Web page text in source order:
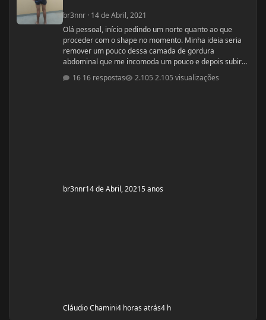
br3nnr · 14 de Abril, 2021
Olá pessoal, início pedindo um norte quanto ao que
proceder com o shape no momento. Minha ideia seria
remover um pouco dessa camada de gordura
abdominal que me incomoda um pouco e depois subir
ajudar! Idade: 24 Altura: 187 Peso: 80
16 respostas 2.105 visualizações
br3nnr14 de Abril, 20215 anos
Cláudio Chamini4 horas atrás4 h